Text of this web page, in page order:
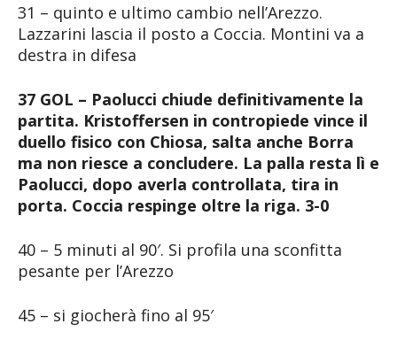
31 – quinto e ultimo cambio nell’Arezzo.
Lazzarini lascia il posto a Coccia. Montini va a
destra in difesa
37 GOL – Paolucci chiude definitivamente la
partita. Kristoffersen in contropiede vince il
duello fisico con Chiosa, salta anche Borra
ma non riesce a concludere. La palla resta lì e
Paolucci, dopo averla controllata, tira in
porta. Coccia respinge oltre la riga. 3-0
40 – 5 minuti al 90′. Si profila una sconfitta
pesante per l’Arezzo
45 – si giocherà fino al 95′